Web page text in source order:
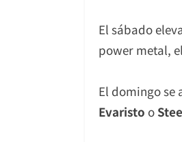
El sábado
power metal,
El domingo se
Evaristo o